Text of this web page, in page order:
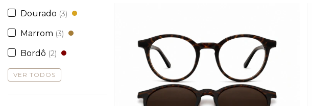
Dourado (3)
Marrom (3)
Bordô (2)
VER TODOS